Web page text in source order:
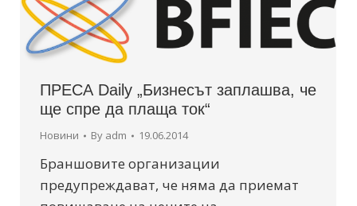
ПРЕСА Daily „Бизнесът заплашва, че
ще спре да плаща ток“
Новини By adm 19.06.2014
Браншовите организации
предупреждават, че няма да приемат